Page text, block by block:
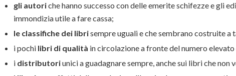
gli autoriche hanno successo con delle emerite schifezze e gli
immondizia utile a fare cassa;
le classifiche dei librisempre uguali e che sembrano costruite
i pochi libri di qualità in circolazione a fronte del numero
i distributoriunici a guadagnare sempre, anche sui libri che non